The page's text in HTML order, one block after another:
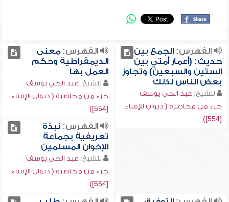
الفهرس:الجمع بين
حديث: (أعمار أمتي بين
الستين والسبعين) وتجاوز
بعض الناس لذلك
للشيخ: عبد الحي يوسف
جزء من محاضرة ( ديوان الإفتاء
[554])
الفهرس:معنى
الديمقراطية وحكم
العمل بها
للشيخ: عبد الحي يوسف
جزء من محاضرة ( ديوان الإفتاء
[554])
الفهرس:نبذة
تعريفية بجماعة
الإخوان المسلمين
للشيخ: عبد الحي يوسف
جزء من محاضرة ( ديوان الإفتاء
[554])